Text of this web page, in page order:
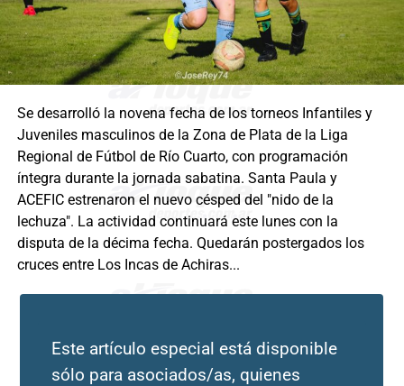
Se desarrolló la novena fecha de los torneos Infantiles y
Juveniles masculinos de la Zona de Plata de la Liga
Regional de Fútbol de Río Cuarto, con programación
íntegra durante la jornada sabatina. Santa Paula y
ACEFIC estrenaron el nuevo césped del "nido de la
lechuza". La actividad continuará este lunes con la
disputa de la décima fecha. Quedarán postergados los
cruces entre Los Incas de Achiras...
Este artículo especial está disponible
sólo para asociados/as, quienes